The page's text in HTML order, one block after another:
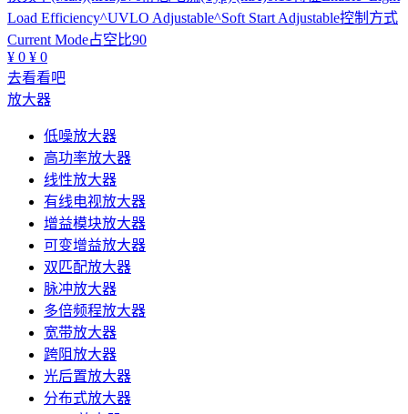
Load Efficiency^UVLO Adjustable^Soft Start Adjustable控制方式
Current Mode占空比90
¥ 0 ¥ 0
去看看吧
放大器
低噪放大器
高功率放大器
线性放大器
有线电视放大器
增益模块放大器
可变增益放大器
双匹配放大器
脉冲放大器
多倍频程放大器
宽带放大器
跨阻放大器
光后置放大器
分布式放大器